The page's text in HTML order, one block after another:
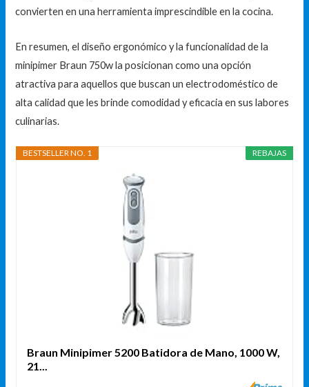
convierten en una herramienta imprescindible en la cocina.
En resumen, el diseño ergonómico y la funcionalidad de la
minipimer Braun 750w la posicionan como una opción
atractiva para aquellos que buscan un electrodoméstico de
alta calidad que les brinde comodidad y eficacia en sus labores
culinarias.
REBAJAS
BESTSELLER NO. 1
Braun Minipimer 5200 Batidora de Mano, 1000 W,
21...